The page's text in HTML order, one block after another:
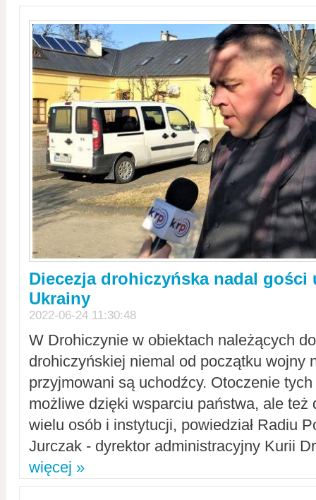
Diecezja drohiczyńska nadal gości
Ukrainy
2022-06-24 11:30:48
W Drohiczynie w obiektach należących
drohiczyńskiej niemal od początku wojny
przyjmowani są uchodźcy. Otoczenie
możliwe dzięki wsparciu państwa, ale też
wielu osób i instytucji, powiedział Radiu
Jurczak - dyrektor administracyjny Kurii
więcej »